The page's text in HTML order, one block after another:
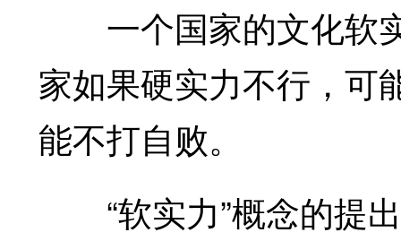
一个国家的文化软
家如果硬实力不行，可
能不打自败。
“软实力”概念的提出